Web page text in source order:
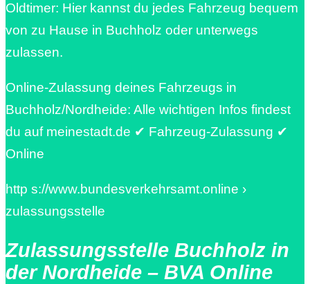
Oldtimer: Hier kannst du jedes Fahrzeug bequem
von zu Hause in Buchholz oder unterwegs
zulassen.
Online-Zulassung deines Fahrzeugs in
Buchholz/Nordheide: Alle wichtigen Infos findest
du auf meinestadt.de ✔ Fahrzeug-Zulassung ✔
Online
http s://www.bundesverkehrsamt.online ›
zulassungsstelle
Zulassungsstelle Buchholz in
der Nordheide – BVA Online